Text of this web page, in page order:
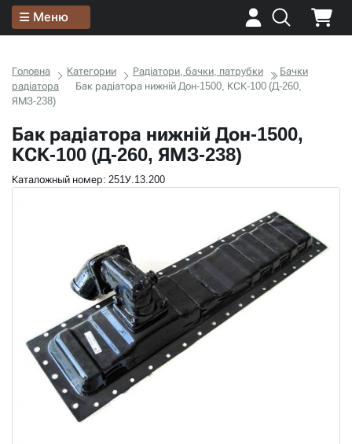
Меню
Головна Категории Радіатори, бачки, патрубки
Бачки
радіатора
Бак радіатора нижній Дон-1500, КСК-100 (Д-260,
ЯМЗ-238)
Бак радіатора нижній Дон-1500,
КСК-100 (Д-260, ЯМЗ-238)
Каталожный номер: 251У.13.200